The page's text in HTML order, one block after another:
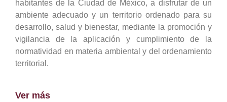
habitantes de la Ciudad de México, a disfrutar de un
ambiente adecuado y un territorio ordenado para su
desarrollo, salud y bienestar, mediante la promoción y
vigilancia de la aplicación y cumplimiento de la
normatividad en materia ambiental y del ordenamiento
territorial.
Ver más